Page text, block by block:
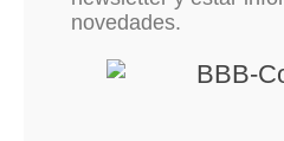
novedades.